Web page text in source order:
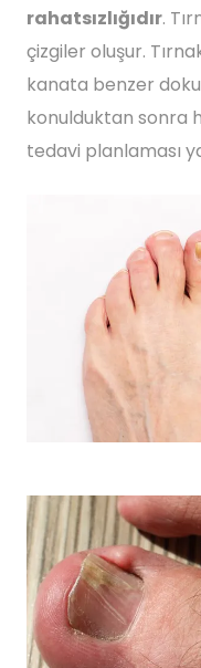
rahatsızlığıdır.
çizgiler oluşur.
kanata benzer
konulduktan sonra
tedavi planlaması